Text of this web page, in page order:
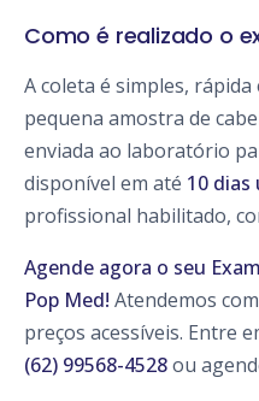
Como é realizado o
A coleta é simples, rápida
pequena amostra de
enviada ao laboratório
disponível em até 10 dias
profissional habilitado,
Agende agora o seu
Pop Med! Atendemos
preços acessíveis. Entre
(62) 99568-4528ou